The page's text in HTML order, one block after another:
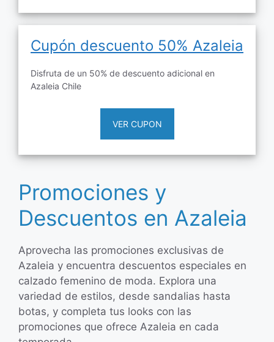
Cupón descuento 50% Azaleia
Disfruta de un 50% de descuento adicional en
Azaleia Chile
VER CUPON
Promociones y
Descuentos en Azaleia
Aprovecha las promociones exclusivas de
Azaleia y encuentra descuentos especiales en
calzado femenino de moda. Explora una
variedad de estilos, desde sandalias hasta
botas, y completa tus looks con las
promociones que ofrece Azaleia en cada